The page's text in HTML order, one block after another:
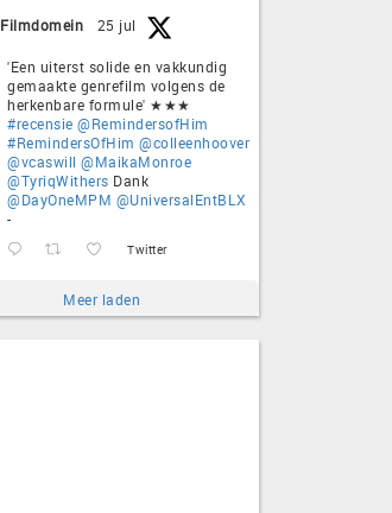
Filmdomein 25 jul
'Een uiterst solide en vakkundig
gemaakte genrefilm volgens de
herkenbare formule' ★★★
#recensie @RemindersofHim
#RemindersOfHim @colleenhoover
@vcaswill @MaikaMonroe
@TyriqWithers Dank
@DayOneMPM @UniversalEntBLX
-
Twitter
Meer laden